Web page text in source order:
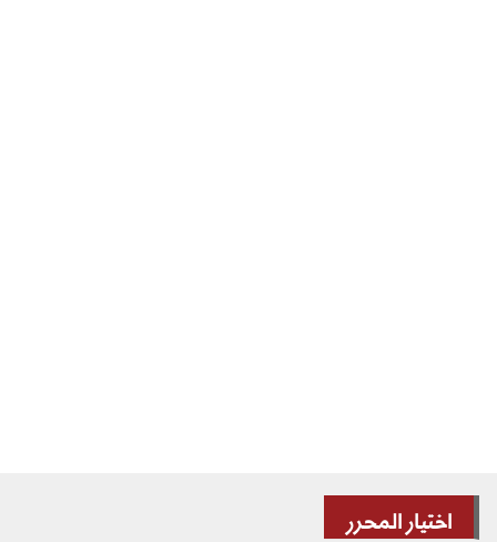
اختيار المحرر